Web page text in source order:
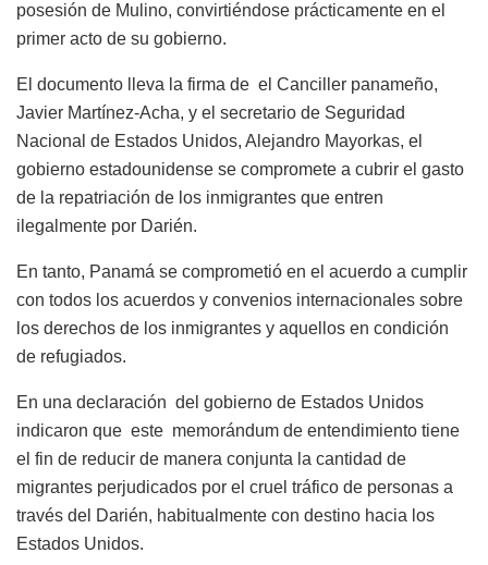
posesión de Mulino, convirtiéndose prácticamente en el
primer acto de su gobierno.
El documento lleva la firma de el Canciller panameño,
Javier Martínez-Acha, y el secretario de Seguridad
Nacional de Estados Unidos, Alejandro Mayorkas, el
gobierno estadounidense se compromete a cubrir el gasto
de la repatriación de los inmigrantes que entren
ilegalmente por Darién.
En tanto, Panamá se comprometió en el acuerdo a cumplir
con todos los acuerdos y convenios internacionales sobre
los derechos de los inmigrantes y aquellos en condición
de refugiados.
En una declaración del gobierno de Estados Unidos
indicaron que este memorándum de entendimiento tiene
el fin de reducir de manera conjunta la cantidad de
migrantes perjudicados por el cruel tráfico de personas a
través del Darién, habitualmente con destino hacia los
Estados Unidos.